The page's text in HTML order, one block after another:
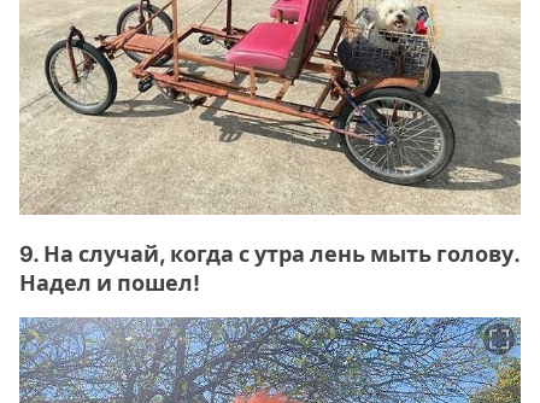
9. На случай, когда с утра лень мыть голову.
Надел и пошел!